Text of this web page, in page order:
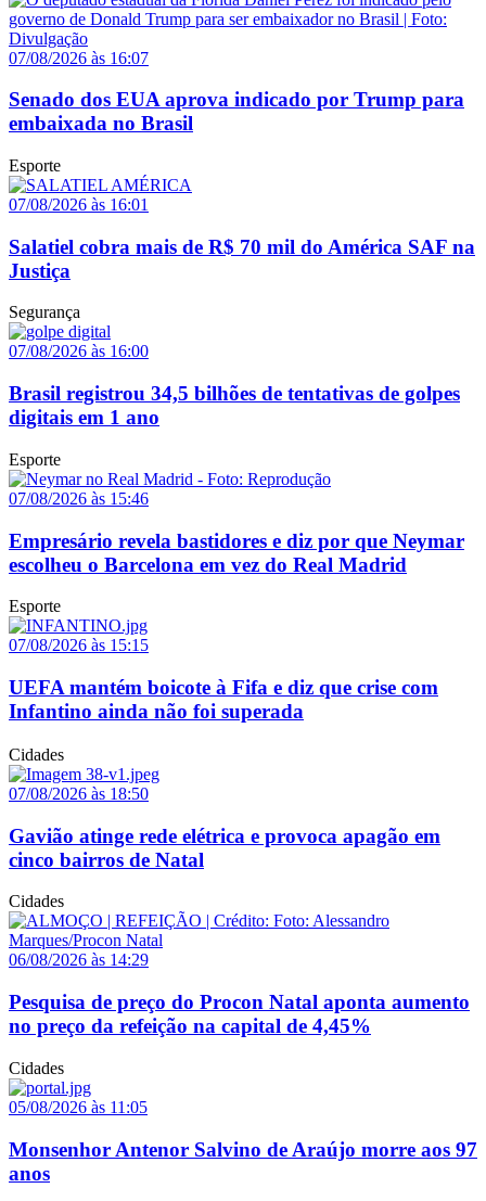
07/08/2026 às 16:07
Senado dos EUA aprova indicado por Trump para
embaixada no Brasil
Esporte
07/08/2026 às 16:01
Salatiel cobra mais de R$ 70 mil do América SAF na
Justiça
Segurança
07/08/2026 às 16:00
Brasil registrou 34,5 bilhões de tentativas de golpes
digitais em 1 ano
Esporte
07/08/2026 às 15:46
Empresário revela bastidores e diz por que Neymar
escolheu o Barcelona em vez do Real Madrid
Esporte
07/08/2026 às 15:15
UEFA mantém boicote à Fifa e diz que crise com
Infantino ainda não foi superada
Cidades
07/08/2026 às 18:50
Gavião atinge rede elétrica e provoca apagão em
cinco bairros de Natal
Cidades
06/08/2026 às 14:29
Pesquisa de preço do Procon Natal aponta aumento
no preço da refeição na capital de 4,45%
Cidades
05/08/2026 às 11:05
Monsenhor Antenor Salvino de Araújo morre aos 97
anos